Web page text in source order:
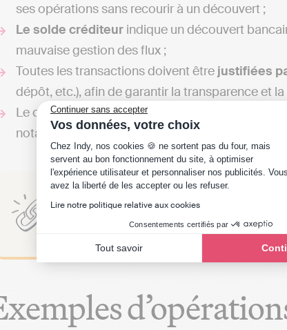
Continuer sans accepter
Vos données, votre choix
Plateforme de Gestion du
Chez Indy, nos cookies 🍪 ne sortent pas du four, mais
servent au bon fonctionnement du site, à optimiser
l'expérience utilisateur et personnaliser nos publicités. Vous
avez la liberté de les accepter ou les refuser.
Lire notre politique relative aux cookies
Consentements certifiés par
Tout savoir
Axeptio consent
ses opérations sans recourir à un découvert ;
Le solde créditeur indique un découvert
mauvaise gestion des flux ;
Toutes les transactions doivent être justifiées
dépôt, etc.), afin de garantir la transparence et
Le compte 512 estcorrélé aux autres comptes
notamment les comptes fournisseurs (401),
Le saviez-vous ?Lacomptabilité en
comptes financiers, en automatisant